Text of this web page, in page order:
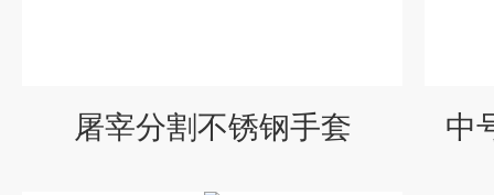
屠宰分割不锈钢手套 中